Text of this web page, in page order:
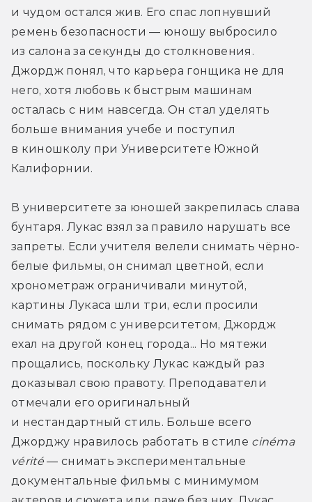
и чудом остался жив. Его спас лопнувший
ремень безопасности — юношу выбросило
из салона за секунды до столкновения.
Джордж понял, что карьера гонщика не для
него, хотя любовь к быстрым машинам
осталась с ним навсегда. Он стал уделять
больше внимания учебе и поступил
в киношколу при Университете Южной
Калифорнии.
В университете за юношей закрепилась слава
бунтаря. Лукас взял за правило нарушать все
запреты. Если учителя велели снимать чёрно-
белые фильмы, он снимал цветной, если
хронометраж ограничивали минутой,
картины Лукаса шли три, если просили
снимать рядом с университетом, Джордж
ехал на другой конец города... Но мятежи
прощались, поскольку Лукас каждый раз
доказывал свою правоту. Преподаватели
отмечали его оригинальный
и нестандартный стиль. Больше всего
Джорджу нравилось работать в стиле cinéma
vérité — снимать экспериментальные
документальные фильмы с минимумом